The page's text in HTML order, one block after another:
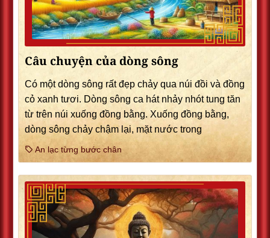
Câu chuyện của dòng sông
Có một dòng sông rất đẹp chảy qua núi đồi và đồng
cỏ xanh tươi. Dòng sông ca hát nhảy nhót tung tăn
từ trên núi xuống đồng bằng. Xuống đồng bằng,
dòng sông chảy chậm lại, mặt nước trong
An lạc từng bước chân